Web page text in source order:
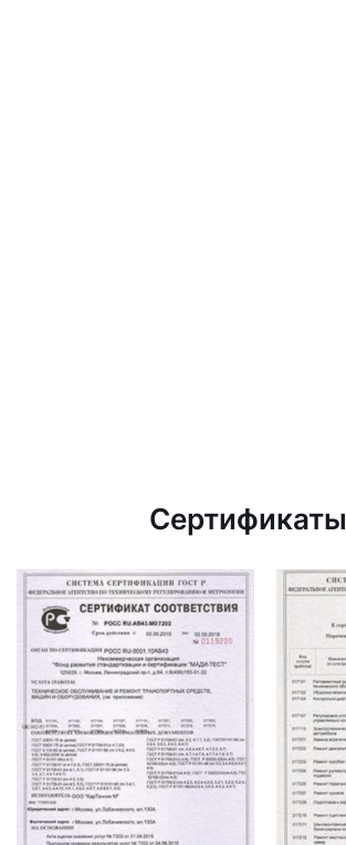
Сертификаты